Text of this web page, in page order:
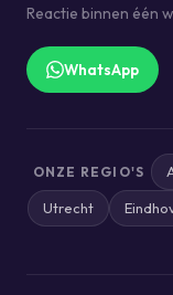
Reactie binnen één
WhatsApp
ONZE REGIO'S
Utrecht